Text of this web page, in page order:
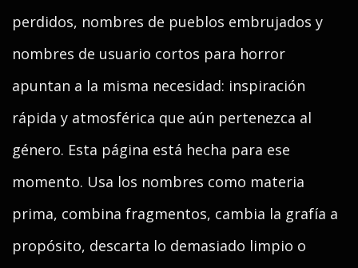
perdidos, nombres de pueblos embrujados y
nombres de usuario cortos para horror
apuntan a la misma necesidad: inspiración
rápida y atmosférica que aún pertenezca al
género. Esta página está hecha para ese
momento. Usa los nombres como materia
prima, combina fragmentos, cambia la grafía a
propósito, descarta lo demasiado limpio o